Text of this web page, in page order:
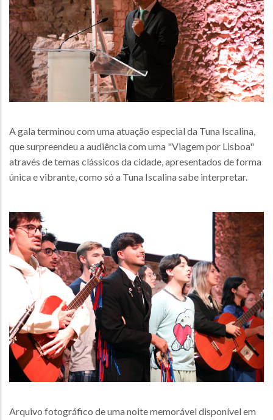
A gala terminou com uma atuação especial da Tuna Iscalina,
que surpreendeu a audiência com uma "Viagem por Lisboa"
através de temas clássicos da cidade, apresentados de forma
única e vibrante, como só a Tuna Iscalina sabe interpretar.
Arquivo fotográfico de uma noite memorável disponível em